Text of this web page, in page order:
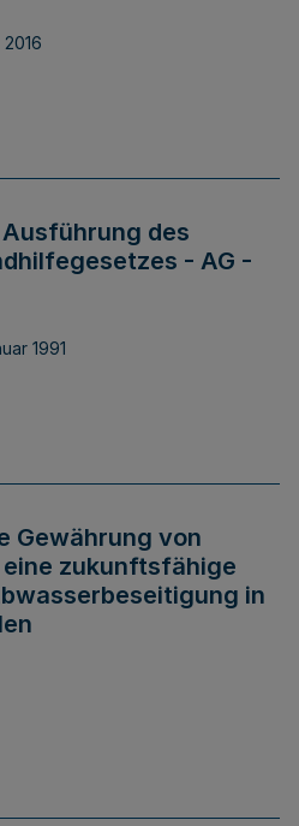
2016
des
- AG -
1991
Gewährung von
zukunftsfähige
in